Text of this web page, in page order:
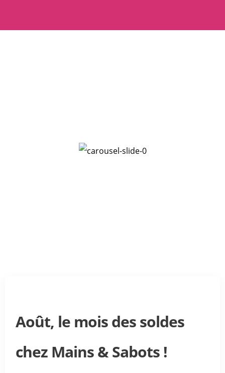
Août, le mois des soldes
chez Mains & Sabots !